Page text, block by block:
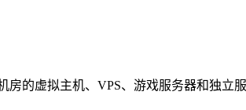
的虚拟主机、VPS、游戏服务器和独立